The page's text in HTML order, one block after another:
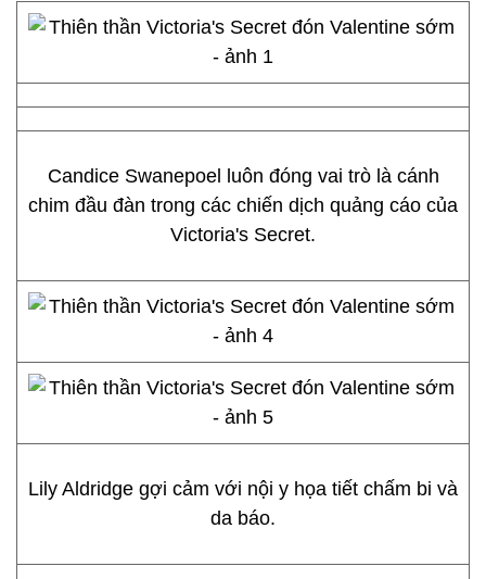
Candice Swanepoel luôn đóng vai trò là cánh
chim đầu đàn trong các chiến dịch quảng cáo của
Victoria's Secret.
Lily Aldridge gợi cảm với nội y họa tiết chấm bi và
da báo.